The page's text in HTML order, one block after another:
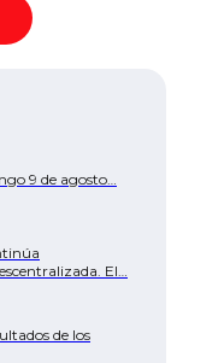
9 de agosto…
El…
de los